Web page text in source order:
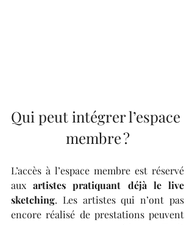
Qui peut intégrer l’espace
membre ?
L’accès à l’espace membre est réservé
aux artistes pratiquant déjà le live
sketching. Les artistes qui n’ont pas
encore réalisé de prestations peuvent